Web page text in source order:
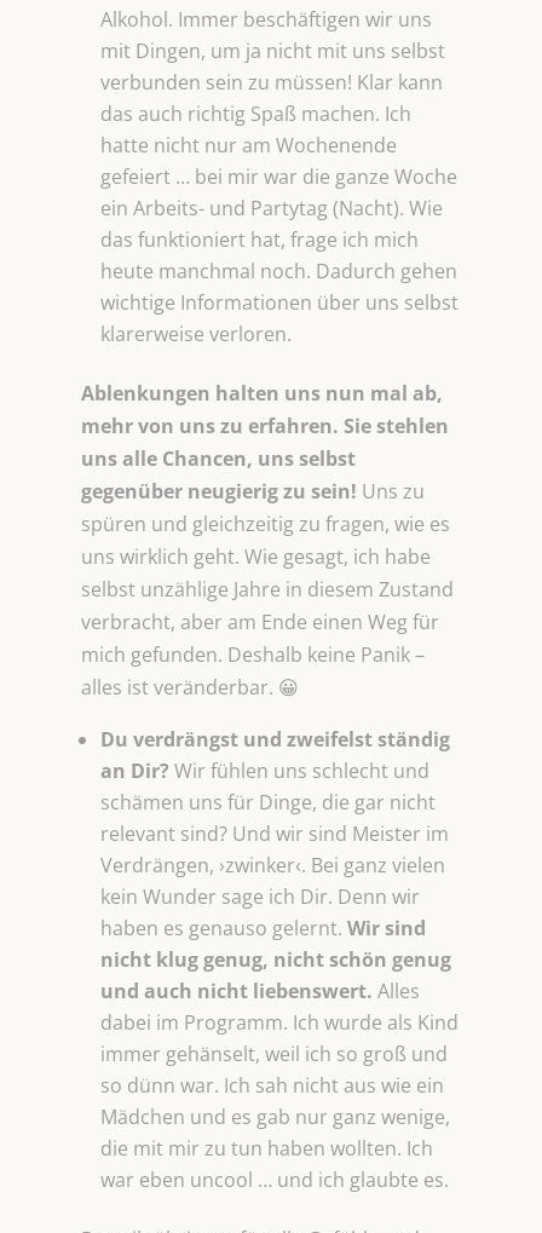
Alkohol. Immer beschäftigen wir uns
mit Dingen, um ja nicht mit uns selbst
verbunden sein zu müssen! Klar kann
das auch richtig Spaß machen. Ich
hatte nicht nur am Wochenende
gefeiert … bei mir war die ganze Woche
ein Arbeits- und Partytag (Nacht). Wie
das funktioniert hat, frage ich mich
heute manchmal noch. Dadurch gehen
wichtige Informationen über uns selbst
klarerweise verloren.
Ablenkungen halten uns nun mal ab,
mehr von uns zu erfahren. Sie stehlen
uns alle Chancen, uns selbst
gegenüber neugierig zu sein! Uns zu
spüren und gleichzeitig zu fragen, wie es
uns wirklich geht. Wie gesagt, ich habe
selbst unzählige Jahre in diesem Zustand
verbracht, aber am Ende einen Weg für
mich gefunden. Deshalb keine Panik –
alles ist veränderbar. 😀
Du verdrängst und zweifelst ständig
an Dir? Wir fühlen uns schlecht und
schämen uns für Dinge, die gar nicht
relevant sind? Und wir sind Meister im
Verdrängen, ›zwinker‹. Bei ganz vielen
kein Wunder sage ich Dir. Denn wir
haben es genauso gelernt. Wir sind
nicht klug genug, nicht schön genug
und auch nicht liebenswert. Alles
dabei im Programm. Ich wurde als Kind
immer gehänselt, weil ich so groß und
so dünn war. Ich sah nicht aus wie ein
Mädchen und es gab nur ganz wenige,
die mit mir zu tun haben wollten. Ich
war eben uncool … und ich glaubte es.